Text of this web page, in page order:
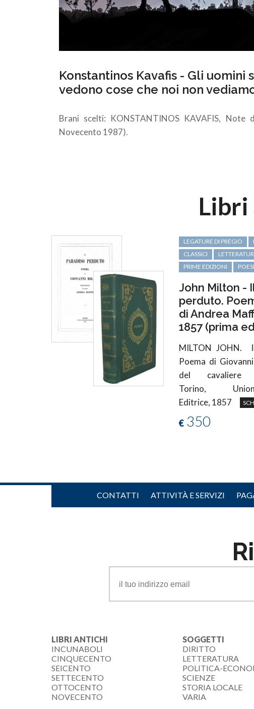
Konstantinos Kavafis - Gli uomini
vedono cose che noi non
Brani scelti: KONSTANTINOS KAVAFIS, Note
Novecento 1987).
LEGATURE DI PREGIO
CLASSICI
PRIME EDIZIONI
John Milton -
perduto.
di Andrea
1857 (prima
MILTON JOHN.
Poema di
del cavaliere
Torino,
Editrice, 1857
€350
CONTATTI ATTIVITÀ E SERVIZI
LIBRI ANTICHI
INCUNABOLI
CINQUECENTO
SEICENTO
SETTECENTO
OTTOCENTO
NOVECENTO
SOGGETTI
DIRITTO
LETTERATURA
POLITICA-
SCIENZE
STORIA LOCALE
VARIA